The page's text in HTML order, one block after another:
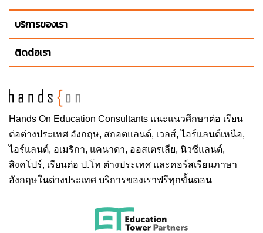
Hands On Education Consultants แนะแนวศึกษาต่อ เรียน
ต่อต่างประเทศ อังกฤษ, สกอตแลนด์, เวลส์, ไอร์แลนด์เหนือ,
ไอร์แลนด์, อเมริกา, แคนาดา, ออสเตรเลีย, นิวซีแลนด์,
สิงคโปร์, เรียนต่อ ป.โท ต่างประเทศ และคอร์สเรียนภาษา
อังกฤษในต่างประเทศ บริการของเราฟรีทุกขั้นตอน
บริการของเรา
ติดต่อเรา